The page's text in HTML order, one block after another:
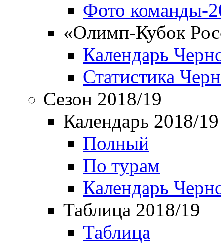
Фото команды-
«Олимп-Кубок
Календарь
Статистика
Сезон 2018/19
Календарь 2018/19
Полный
По турам
Календарь
Таблица 2018/19
Таблица